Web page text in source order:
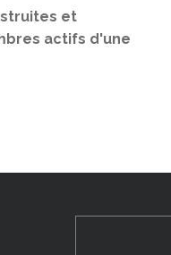
et
actifs d'une